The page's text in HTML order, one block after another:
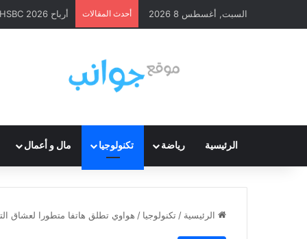
السبت, أغسطس 8 2026 أحدث المقالات أرباح HSBC 2026: ارتفاع قوي وإعادة شراء أسهم
الرئيسية رياضة تكنولوجيا مال و أعمال
الرئيسية /تكنولوجيا / هواوي تطلق هاتفا متطورا لعشاق